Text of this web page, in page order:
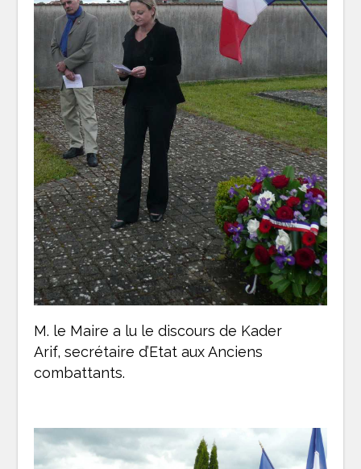
M. le Maire a lu le discours de Kader
Arif, secrétaire d’Etat aux Anciens
combattants.